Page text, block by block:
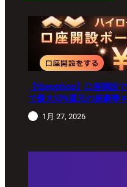
【theoption】口座開設
で最大10%還元の超豪華
1月 27, 2026